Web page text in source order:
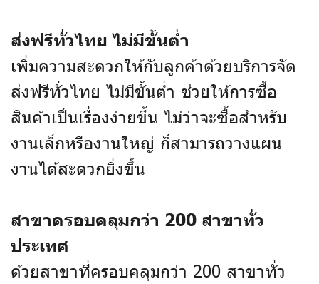
ส่งฟรีทั่วไทย ไม่มีขั้นต่ำ
เพิ่มความสะดวกให้กับลูกค้าด้วยบริการจัด
ส่งฟรีทั่วไทย ไม่มีขั้นต่ำ ช่วยให้การซื้อ
สินค้าเป็นเรื่องง่ายขึ้น ไม่ว่าจะซื้อสำหรับ
งานเล็กหรืองานใหญ่ ก็สามารถวางแผน
งานได้สะดวกยิ่งขึ้น
สาขาครอบคลุมกว่า 200 สาขาทั่ว
ประเทศ
ด้วยสาขาที่ครอบคลุมกว่า 200 สาขาทั่ว